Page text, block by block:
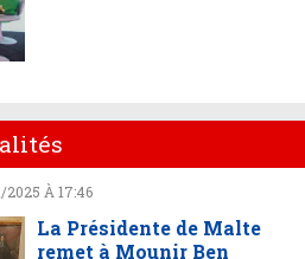
2025 À 17:46
La Présidente de Malte
remet à Mounir Ben